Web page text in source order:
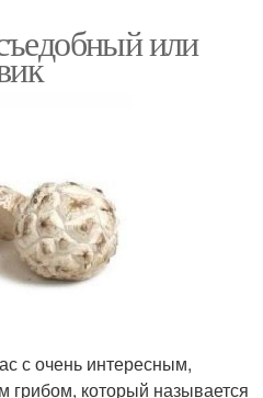
или
с очень интересным,
грибом, который называется